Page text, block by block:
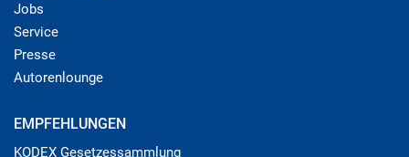
Jobs
Service
Presse
Autorenlounge
EMPFEHLUNGEN
KODEX Gesetzessammlung